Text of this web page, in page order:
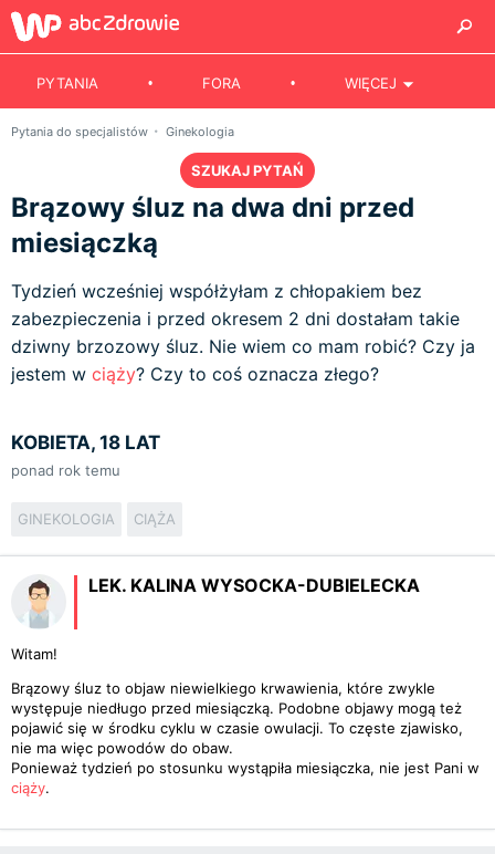
PYTANIA FORA WIĘCEJ
Pytania do specjalistów Ginekologia
SZUKAJ PYTAŃ
Brązowy śluz na dwa dni przed
miesiączką
Tydzień wcześniej współżyłam z chłopakiem bez
zabezpieczenia i przed okresem 2 dni dostałam takie
dziwny brzozowy śluz. Nie wiem co mam robić? Czy ja
jestem w ciąży? Czy to coś oznacza złego?
KOBIETA, 18 LAT
ponad rok temu
GINEKOLOGIA CIĄŻA
LEK. KALINA WYSOCKA-DUBIELECKA
Witam!
Brązowy śluz to objaw niewielkiego krwawienia, które zwykle
występuje niedługo przed miesiączką. Podobne objawy mogą też
pojawić się w środku cyklu w czasie owulacji. To częste zjawisko,
nie ma więc powodów do obaw.
Ponieważ tydzień po stosunku wystąpiła miesiączka, nie jest Pani w
ciąży.